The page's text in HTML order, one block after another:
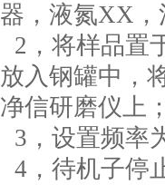
器，液氮XX
2，将样品置
放入钢罐中，
净信研磨仪上
3，设置频率
4，待机子停